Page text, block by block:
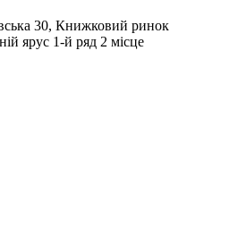
30, Книжковий ринок
ярус 1-й ряд 2 місце